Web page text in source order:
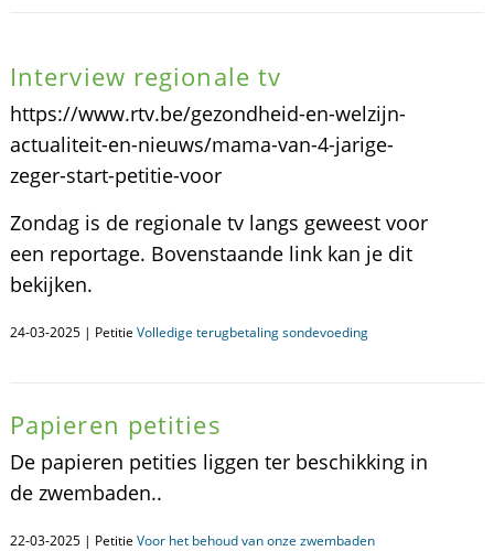
Interview regionale tv
https://www.rtv.be/gezondheid-en-welzijn-
actualiteit-en-nieuws/mama-van-4-jarige-
zeger-start-petitie-voor
Zondag is de regionale tv langs geweest voor
een reportage. Bovenstaande link kan je dit
bekijken.
24-03-2025 | Petitie Volledige terugbetaling sondevoeding
Papieren petities
De papieren petities liggen ter beschikking in
de zwembaden..
22-03-2025 | Petitie Voor het behoud van onze zwembaden